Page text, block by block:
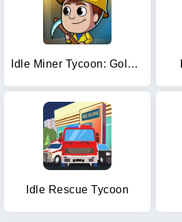
Idle Miner Tycoon: Gold Games
Idle Rescue Tycoon